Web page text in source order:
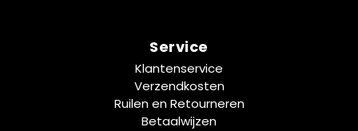
Service
Klantenservice
Verzendkosten
Ruilen en Retourneren
Betaalwijzen